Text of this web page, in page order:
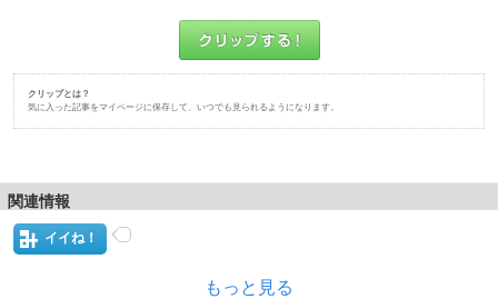
クリップとは？
気に入った記事をマイページに保存して、いつでも見られるようになります。
関連情報
イイね！
もっと見る